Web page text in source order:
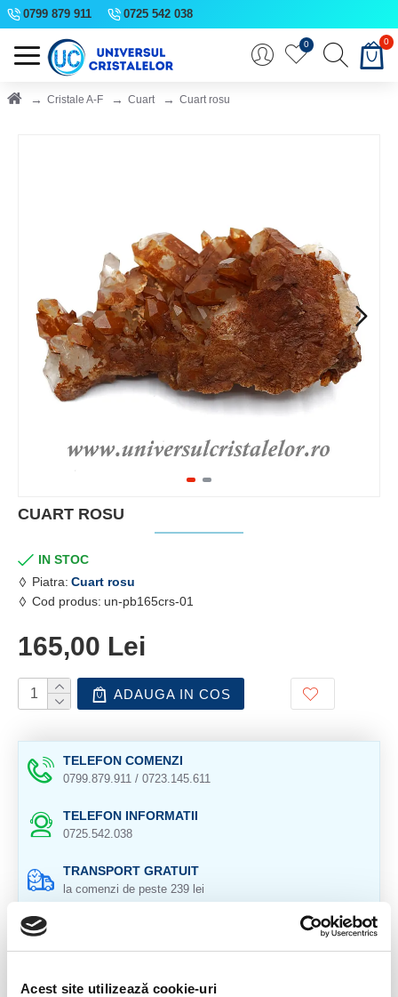
Acest site utilizează cookie-uri
0799 879 911 0725 542 038
0 0
Cristale A-F Cuart Cuart rosu
CUART ROSU
IN STOC
Piatra: Cuart rosu
Cod produs: un-pb165crs-01
165,00 Lei
ADAUGA IN COS
TELEFON COMENZI
0799.879.911 / 0723.145.611
TELEFON INFORMATII
0725.542.038
TRANSPORT GRATUIT
la comenzi de peste 239 lei
RETURNARE PRODUSE